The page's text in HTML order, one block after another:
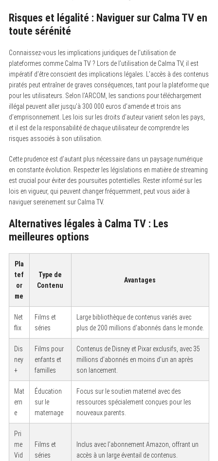
Risques et légalité : Naviguer sur Calma TV en
toute sérénité
Connaissez-vous les implications juridiques de l’utilisation de
plateformes comme Calma TV ? Lors de l’utilisation de Calma TV, il est
impératif d’être conscient des implications légales. L’accès à des contenus
piratés peut entraîner de graves conséquences, tant pour la plateforme que
pour les utilisateurs. Selon l’ARCOM, les sanctions pour téléchargement
illégal peuvent aller jusqu’à 300 000 euros d’amende et trois ans
d’emprisonnement. Les lois sur les droits d’auteur varient selon les pays,
et il est de la responsabilité de chaque utilisateur de comprendre les
risques associés à son utilisation.
Cette prudence est d’autant plus nécessaire dans un paysage numérique
en constante évolution. Respecter les législations en matière de streaming
est crucial pour éviter des poursuites potentielles. Rester informé sur les
lois en vigueur, qui peuvent changer fréquemment, peut vous aider à
naviguer sereinement sur Calma TV.
Alternatives légales à Calma TV : Les
meilleures options
Pla
tef
or
me
Type de
Contenu
Avantages
Net
flix
Films et
séries
Large bibliothèque de contenus variés avec
plus de 200 millions d’abonnés dans le monde.
Dis
ney
+
Films pour
enfants et
familles
Contenus de Disney et Pixar exclusifs, avec 35
millions d’abonnés en moins d’un an après
son lancement.
Mat
ern
e
Éducation
sur le
maternage
Focus sur le soutien maternel avec des
ressources spécialement conçues pour les
nouveaux parents.
Pri
me
Vid
Films et
séries
Inclus avec l’abonnement Amazon, offrant un
accès à un large éventail de contenus.
o
r
: